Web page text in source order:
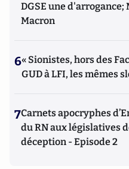
DGSE une
Macron
6« Sionistes, hors des
GUD à LFI, les mêmes
7Carnets apocryphes
du RN aux législatives
déception - Episode 2